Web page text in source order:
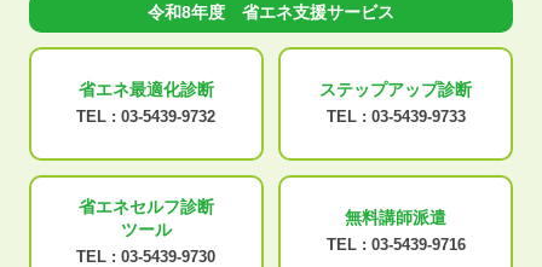
令和8年度 省エネ支援サービス
省エネ最適化診断
TEL : 03-5439-9732
ステップアップ診断
TEL : 03-5439-9733
省エネセルフ診断
ツール
TEL : 03-5439-9730
無料講師派遣
TEL : 03-5439-9716